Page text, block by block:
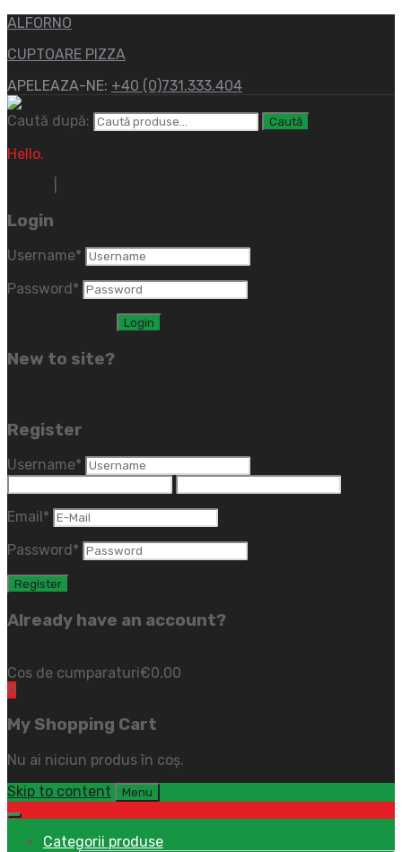
ALFORNO
CUPTOARE PIZZA
APELEAZA-NE: +40 (0)731.333.404
Caută după: Caută
Hello.
Login
Username*
Password *
New to site?
Register
Username*
Email *
Password *
Already have an account?
Cos de cumparaturi€0.00
0
My Shopping Cart
Nu ai niciun produs în coș.
Skip to content
Menu
Categorii produse